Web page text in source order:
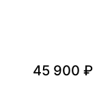
45 900 ₽